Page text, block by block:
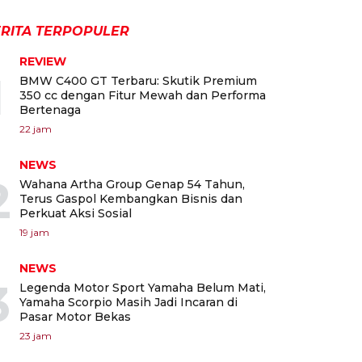
TERPOPULER
REVIEW
BMW C400 GT Terbaru: Skutik Premium
350 cc dengan Fitur Mewah dan Performa
Bertenaga
22 jam
NEWS
Wahana Artha Group Genap 54 Tahun,
Terus Gaspol Kembangkan Bisnis dan
Perkuat Aksi Sosial
19 jam
NEWS
Legenda Motor Sport Yamaha Belum Mati,
Yamaha Scorpio Masih Jadi Incaran di
Pasar Motor Bekas
23 jam